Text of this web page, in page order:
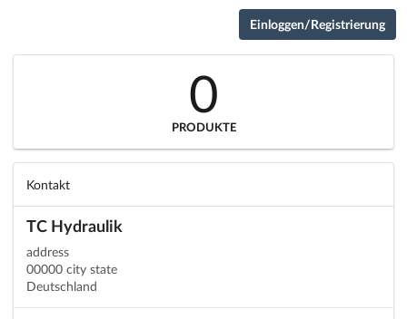
Einloggen/Registrierung
0
PRODUKTE
Kontakt
TC Hydraulik
address
00000 city state
Deutschland